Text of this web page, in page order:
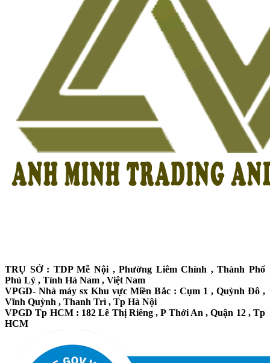
TRỤ SỞ : TDP Mễ Nội , Phường Liêm Chính , Thành Phố
Phủ Lý , Tỉnh Hà Nam , Việt Nam
VPGD- Nhà máy sx Khu vực Miền Bắc : Cụm 1 , Quỳnh Đô ,
Vĩnh Quỳnh , Thanh Trì , Tp Hà Nội
VPGD Tp HCM : 182 Lê Thị Riêng , P Thới An , Quận 12 , Tp
HCM